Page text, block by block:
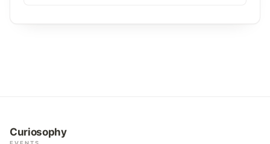
Curiosophy